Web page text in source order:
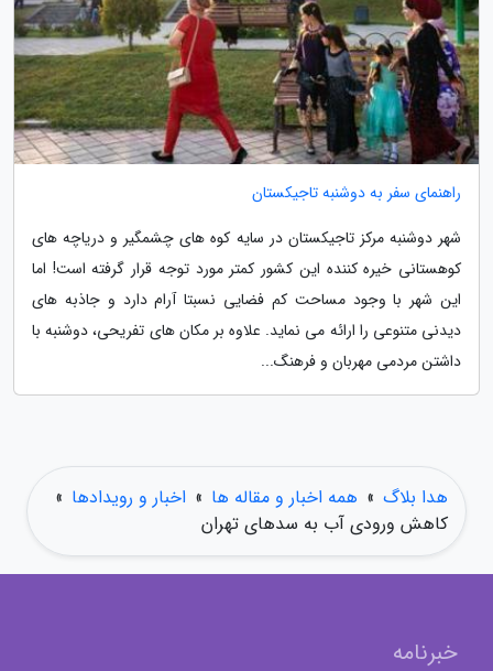
راهنمای سفر به دوشنبه تاجیکستان
شهر دوشنبه مرکز تاجیکستان در سایه کوه های چشمگیر و دریاچه های
کوهستانی خیره کننده این کشور کمتر مورد توجه قرار گرفته است! اما
این شهر با وجود مساحت کم فضایی نسبتا آرام دارد و جاذبه های
دیدنی متنوعی را ارائه می نماید. علاوه بر مکان های تفریحی، دوشنبه با
داشتن مردمی مهربان و فرهنگ...
هدا بلاگ » همه اخبار و مقاله ها » اخبار و رویدادها »
کاهش ورودی آب به سدهای تهران
خبرنامه